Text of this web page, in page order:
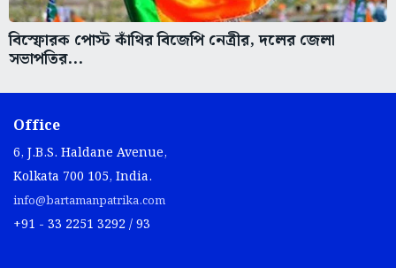
বিস্ফোরক পোস্ট কাঁথির বিজেপি নেত্রীর, দলের জেলা
সভাপতির...
Office
6, J.B.S. Haldane Avenue,
Kolkata 700 105, India.
info@bartamanpatrika.com
+91 - 33 2251 3292 / 93